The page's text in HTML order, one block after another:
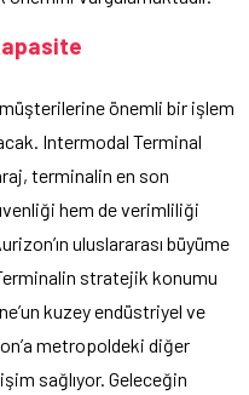
önemli bir işlem
Intermodal Terminal
terminalin en son
hem de verimliliği
uluslararası büyüme
stratejik konumu
kuzey endüstriyel ve
metropoldeki diğer
sağlıyor. Geleceğin